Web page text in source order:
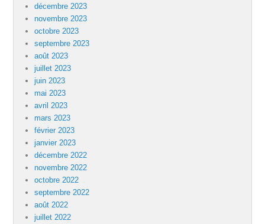
décembre 2023
novembre 2023
octobre 2023
septembre 2023
août 2023
juillet 2023
juin 2023
mai 2023
avril 2023
mars 2023
février 2023
janvier 2023
décembre 2022
novembre 2022
octobre 2022
septembre 2022
août 2022
juillet 2022